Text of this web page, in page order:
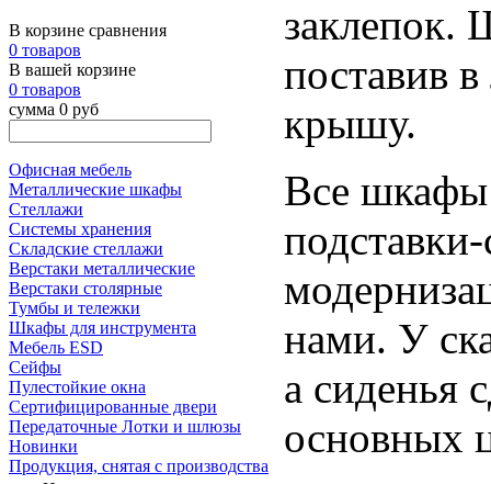
В корзине сравнения
0 товаров
В вашей корзине
0 товаров
сумма 0 руб
Офисная мебель
Металлические шкафы
Стеллажи
Системы хранения
Складские стеллажи
Верстаки металлические
Верстаки столярные
Тумбы и тележки
Шкафы для инструмента
Мебель ESD
Сейфы
Пулестойкие окна
Сертифицированные двери
Передаточные Лотки и шлюзы
Новинки
Продукция, снятая с производства
заклепок.
поставив
крышу.
Все шкафы
нами. У
а сиденья
основных